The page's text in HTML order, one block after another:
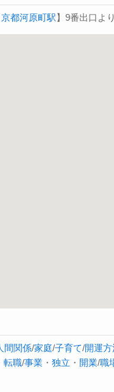
京都河原町駅】9番出口よ
間関係/家庭/子育て/開運
転職/事業 ・ 独立 ・ 開業/職